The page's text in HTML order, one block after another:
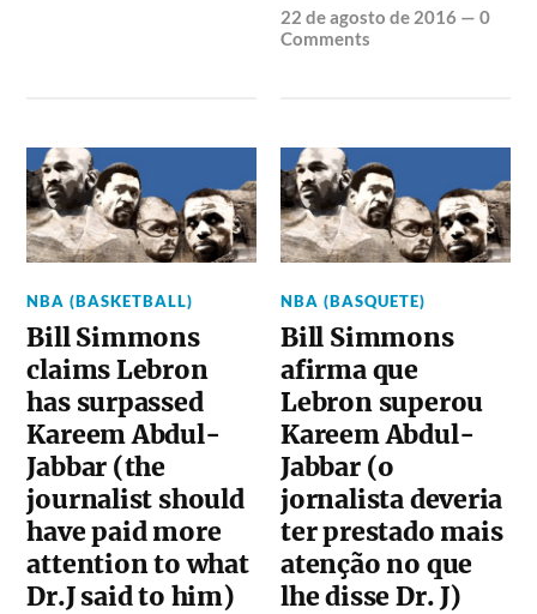
22 de agosto de 2016 —0
Comments
NBA (BASKETBALL)
Bill Simmons
claims Lebron
has surpassed
Kareem Abdul-
Jabbar (the
journalist should
have paid more
attention to what
Dr.J said to him)
NBA (BASQUETE)
Bill Simmons
afirma que
Lebron superou
Kareem Abdul-
Jabbar (o
jornalista deveria
ter prestado mais
atenção no que
lhe disse Dr. J)